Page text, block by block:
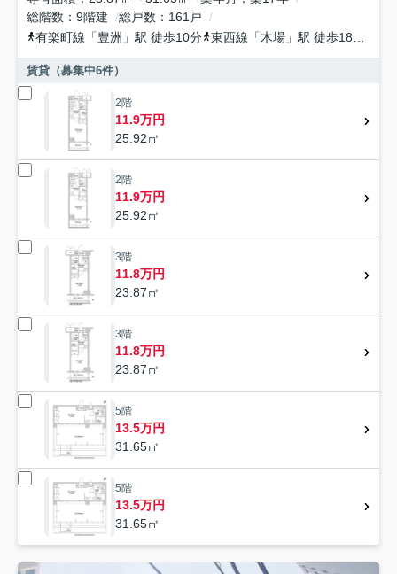
総階数
9階建 総戸数
161戸
有楽町線 「豊洲 」駅 徒歩10分 東西線 「木場 」駅 徒歩18分
賃貸（募集中6件）
2階
11.9万円
25.92㎡
2階
11.9万円
25.92㎡
3階
11.8万円
23.87㎡
3階
11.8万円
23.87㎡
5階
13.5万円
31.65㎡
5階
13.5万円
31.65㎡